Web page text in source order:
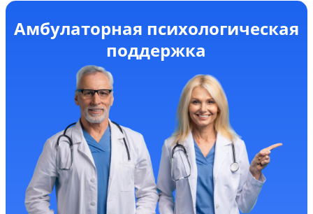
Амбулаторная психологическая
поддержка